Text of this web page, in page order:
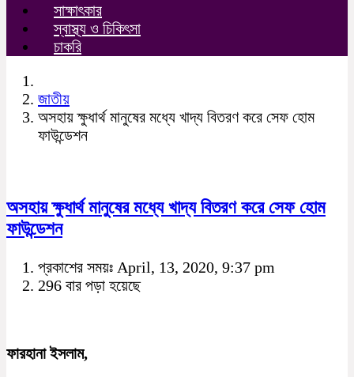
সাক্ষাৎকার
স্বাস্থ্য ও চিকিৎসা
চাকরি
জাতীয়
অসহায় ক্ষুধার্থ মানুষের মধ্যে খাদ্য বিতরণ করে সেফ হোম
ফাউন্ডেশন
অসহায় ক্ষুধার্থ মানুষের মধ্যে খাদ্য বিতরণ করে সেফ হোম
ফাউন্ডেশন
প্রকাশের সময়ঃ April, 13, 2020, 9:37 pm
296 বার পড়া হয়েছে
ফারহানা ইসলাম,